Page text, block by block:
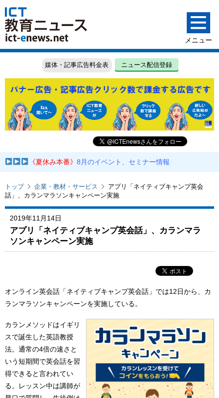
媒体・記事広告料金表 ニュース配信登録
《夏休み本番》8月のイベント、セミナー情報
トップ 企業・教材・サービス
アプリ「ネイティブキャンプ英会
話」、カランマラソンキャンペーン実施
2019年11月14日
アプリ「ネイティブキャンプ英会話」、カランマラ
ソンキャンペーン実施
オンライン英会話「ネイティブキャンプ英会話」では12日から、カ
ランマラソンキャンペーンを実施している。
カランメソッドはイギリ
スで誕生した英語教授
法。通常の4倍の速さと
いう短期間で英会話を習
得できると言われてい
る。レッスン中は講師が